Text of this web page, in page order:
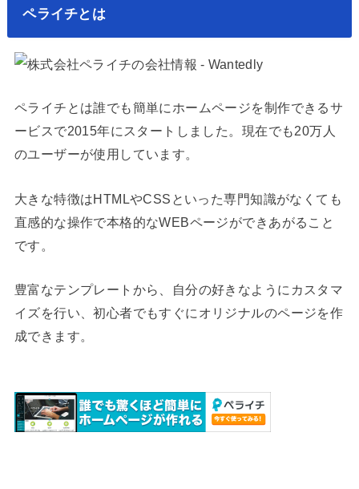
ペライチとは
ペライチとは誰でも簡単にホームページを制作できるサ
ービスで2015年にスタートしました。現在でも20万人
のユーザーが使用しています。
大きな特徴はHTMLやCSSといった専門知識がなくても
直感的な操作で本格的なWEBページができあがること
です。
豊富なテンプレートから、自分の好きなようにカスタマ
イズを行い、初心者でもすぐにオリジナルのページを作
成できます。